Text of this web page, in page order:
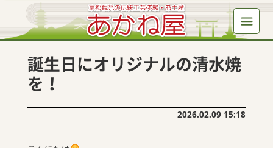
誕生日にオリジナルの清水焼
を！
2026.02.09 15:18